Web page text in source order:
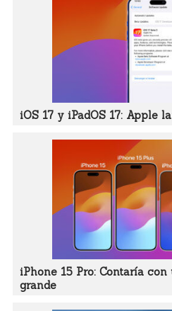
iOS 17 y iPadOS 17: Apple
iPhone 15 Pro: Contaría
grande